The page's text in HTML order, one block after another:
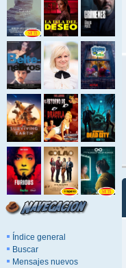
Índice general
Buscar
Mensajes nuevos